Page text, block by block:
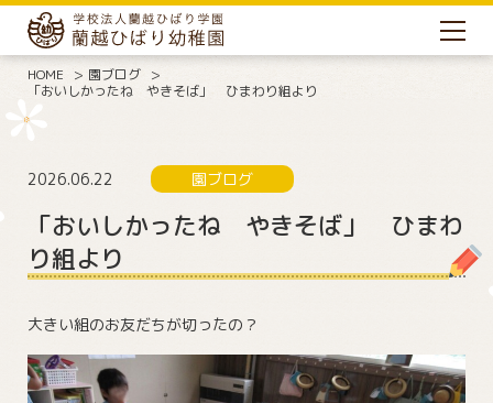
HOME
園ブログ
「おいしかったね やきそば」 ひまわり組より
2026.06.22 園ブログ
「おいしかったね やきそば」 ひまわ
り組より
大きい組のお友だちが切ったの？